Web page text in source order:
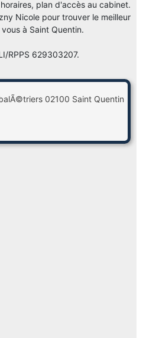
plan d'accès au cabinet.
Nicole pour trouver le meilleur
à Saint Quentin.
RPPS 629303207.
02100 Saint Quentin